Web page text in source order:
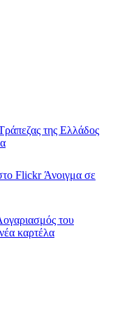
της Ελλάδος
FlickrΆνοιγμα σε
του
καρτέλα